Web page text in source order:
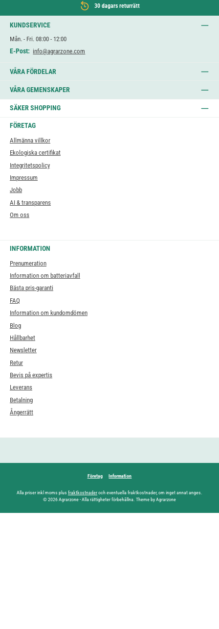
30 dagars returrätt
KUNDSERVICE
Mån. - Fri. 08:00 - 12:00
E-Post: info@agrarzone.com
VÅRA FÖRDELAR
VÅRA GEMENSKAPER
SÄKER SHOPPING
FÖRETAG
Allmänna villkor
Ekologiska certifikat
Integritetspolicy
Impressum
Jobb
AI & transparens
Om oss
INFORMATION
Prenumeration
Information om batteriavfall
Bästa pris-garanti
FAQ
Information om kundomdömen
Blog
Hållbarhet
Newsletter
Retur
Bevis på expertis
Leverans
Betalning
Ångerrätt
Företag Information
Alla priser inkl moms plus fraktkostnaderoch eventuella fraktkostnader, om inget annat anges.
© 2026 Agrarzone - Alla rättigheter förbehållna. Theme by Agrarzone